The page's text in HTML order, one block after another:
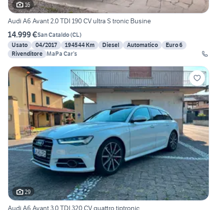
16
Audi A6 Avant 2.0 TDI 190 CV ultra S tronic Busine
14.999 €San Cataldo(CL)
Usato
04/2017 194544 Km Diesel Automatico
Euro 6
Rivenditore MaPa Car’s
29
Audi A6 Avant 3.0 TDI 320 CV quattro tiptronic